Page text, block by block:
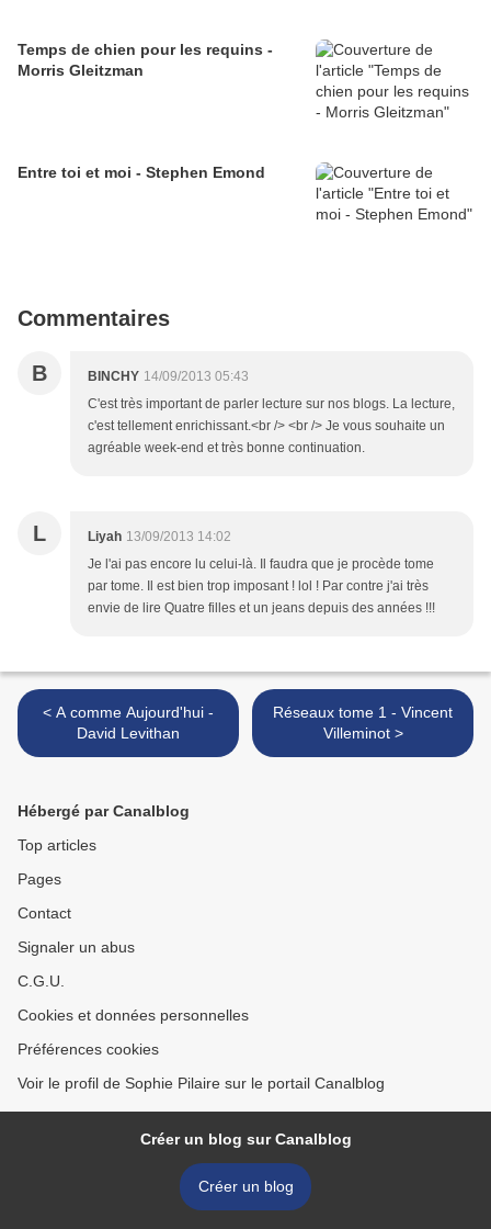
Temps de chien pour les requins -
Morris Gleitzman
Entre toi et moi - Stephen Emond
Commentaires
B BINCHY 14/09/2013 05:43
C'est très important de parler lecture sur nos blogs. La lecture,
c'est tellement enrichissant.<br /> <br /> Je vous souhaite un
agréable week-end et très bonne continuation.
L Liyah 13/09/2013 14:02
Je l'ai pas encore lu celui-là. Il faudra que je procède tome
par tome. Il est bien trop imposant ! lol ! Par contre j'ai très
envie de lire Quatre filles et un jeans depuis des années !!!
< A comme Aujourd'hui -
David Levithan
Réseaux tome 1 - Vincent
Villeminot >
Hébergé par Canalblog
Top articles
Pages
Contact
Signaler un abus
C.G.U.
Cookies et données personnelles
Préférences cookies
Voir le profil de Sophie Pilaire sur le portail Canalblog
Créer un blog sur Canalblog
Créer un blog